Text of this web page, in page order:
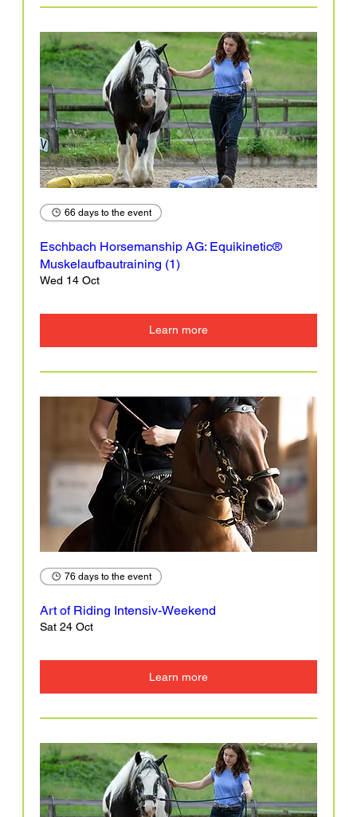
66 days to the event
Eschbach Horsemanship AG: Equikinetic®
Muskelaufbautraining (1)
Wed 14 Oct
Learn more
76 days to the event
Art of Riding Intensiv-Weekend
Sat 24 Oct
Learn more